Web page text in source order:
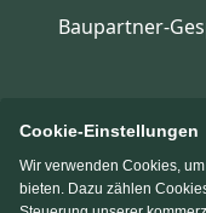
Baupartner-
Cookie-Einstellungen
Wir verwenden Cookies,
bieten. Dazu zählen